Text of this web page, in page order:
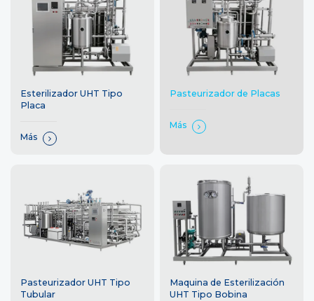
Esterilizador UHT Tipo
Placa
Más
Pasteurizador de Placas
Más
Pasteurizador UHT Tipo
Tubular
Maquina de Esterilización
UHT Tipo Bobina